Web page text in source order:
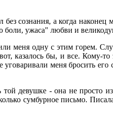
сознания, а когда наконец
боли, ужаса" любви и
меня одну с этим горем.
казалось бы, и все. Кому-то
меня бросить его
девушке - она не просто
сумбурное письмо.